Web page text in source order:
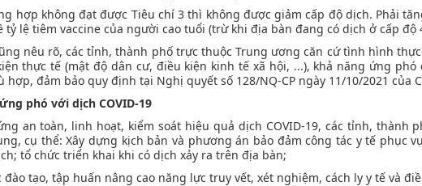
hợp không đạt được Tiêu chí 3 thì không được giảm cấp độ dịch. Phải
tỷ lệ tiêm vaccine của người cao tuổi (trừ khi địa bàn đang có dịch ở cấp độ
nêu rõ, các tỉnh, thành phố trực thuộc Trung ương căn cứ tình hình
thực tế (mật độ dân cư, điều kiện kinh tế xã hội, ...), khả năng ứng
hợp, đảm bảo quy định tại Nghị quyết số 128/NQ-CP ngày 11/10/2021 của
phó với dịch COVID-19
an toàn, linh hoạt, kiểm soát hiệu quả dịch COVID-19, các tỉnh, thành
cụ thể: Xây dựng kịch bản và phương án bảo đảm công tác y tế phục
tổ chức triển khai khi có dịch xảy ra trên địa bàn;
đào tạo, tập huấn nâng cao năng lực truy vết, xét nghiệm, cách ly y tế và